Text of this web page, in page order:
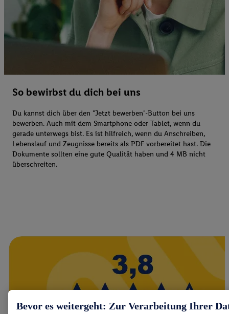
So bewirbst du dich bei uns
Du kannst dich über den "Jetzt bewerben"-Button bei uns
bewerben. Auch mit dem Smartphone oder Tablet, wenn du
gerade unterwegs bist. Es ist hilfreich, wenn du Anschreiben,
Lebenslauf und Zeugnisse bereits als PDF vorbereitet hast. Die
Dokumente sollten eine gute Qualität haben und 4 MB nicht
überschreiten.
Bevor es weitergeht: Zur Verarbeitung Ihrer